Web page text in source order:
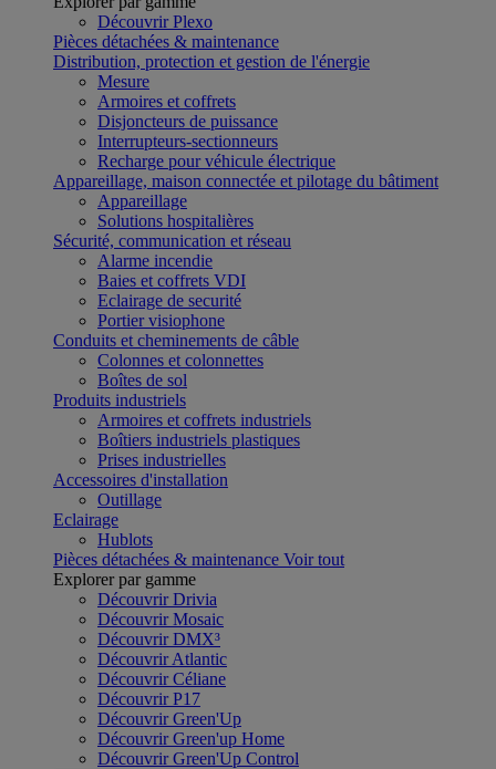
Découvrir Plexo
Pièces détachées & maintenance
Distribution, protection et gestion de l'énergie
Mesure
Armoires et coffrets
Disjoncteurs de puissance
Interrupteurs-sectionneurs
Recharge pour véhicule électrique
Appareillage, maison connectée et pilotage du bâtiment
Appareillage
Solutions hospitalières
Sécurité, communication et réseau
Alarme incendie
Baies et coffrets VDI
Eclairage de securité
Portier visiophone
Conduits et cheminements de câble
Colonnes et colonnettes
Boîtes de sol
Produits industriels
Armoires et coffrets industriels
Boîtiers industriels plastiques
Prises industrielles
Accessoires d'installation
Outillage
Eclairage
Hublots
Pièces détachées & maintenance Voir tout
Explorer par gamme
Découvrir Drivia
Découvrir Mosaic
Découvrir DMX³
Découvrir Atlantic
Découvrir Céliane
Découvrir P17
Découvrir Green'Up
Découvrir Green'up Home
Découvrir Green'Up Control